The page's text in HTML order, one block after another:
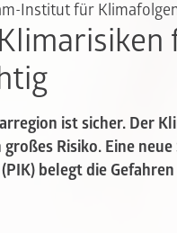
Institut für
ist sicher. Der
Risiko. Eine
belegt die